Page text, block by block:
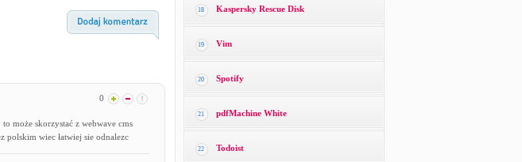
0
może skorzystać z webwave cms
polskim wiec łatwiej sie odnalezc
18 Kaspersky Rescue Disk
19 Vim
20 Spotify
21 pdfMachine White
22 Todoist